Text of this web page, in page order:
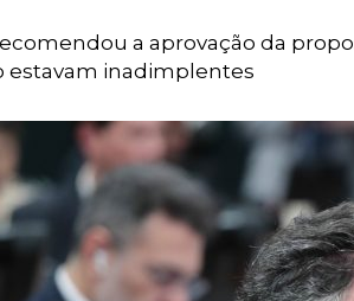
a aprovação da
estavam inadimplentes